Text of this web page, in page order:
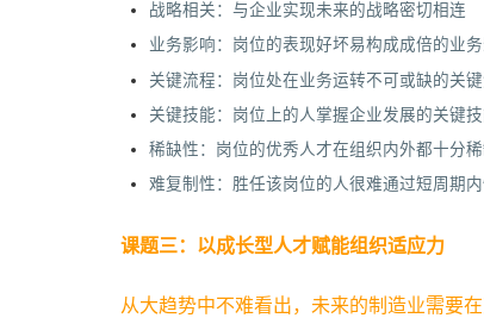
战略相关：与企业实现未来的战略密切相连
业务影响：岗位的表现好坏易构成成倍的业
关键流程：岗位处在业务运转不可或缺的关
关键技能：岗位上的人掌握企业发展的关键
稀缺性：岗位的优秀人才在组织内外都十分
难复制性：胜任该岗位的人很难通过短周期
课题三：以成长型人才赋能组织适应力
从大趋势中不难看出，未来的制造业需要